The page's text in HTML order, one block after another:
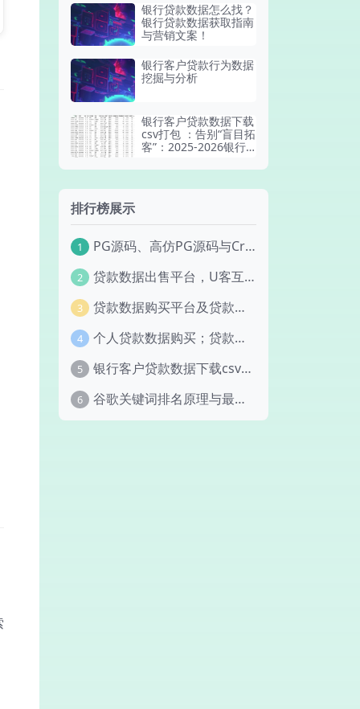
银行贷款数据怎么找？
银行贷款数据获取指南
与营销文案！
银行客户贷款行为数据
挖掘与分析
银行客户贷款数据下载
csv打包 ：告别“盲目拓
客”：2025-2026银行
式发布！
排行榜展示
1 PG源码、高仿PG源码与Creator客户端开源自研版深度技术分析
2 贷款数据出售平台，U客互联优秀的数据提供商！
3 贷款数据购买平台及贷款用户数据研究报告！
4 个人贷款数据购买；贷款市场分析报告及最新数据出售zip！
5 银行客户贷款数据下载csv打包 ：告别“盲目拓客”：2025-2026银行信贷精准获客数据集正式发布！
6 谷歌关键词排名原理与最新SEO实操指南 (2024-2026)